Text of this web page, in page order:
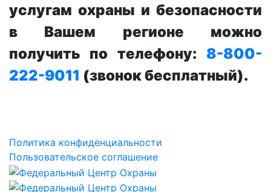
услугам охраны и безопасности
в Вашем регионе можно
получить по телефону: 8-800-
222-9011 (звонок бесплатный).
Политика конфиденциальности
Пользовательское соглашение